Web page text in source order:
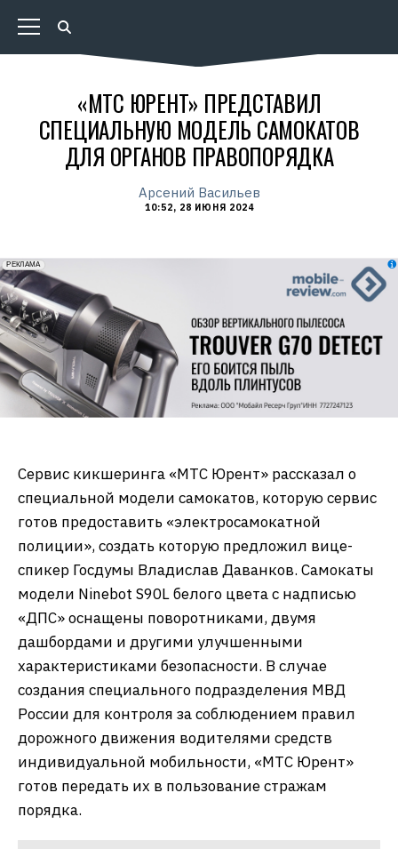
«МТС ЮРЕНТ» ПРЕДСТАВИЛ
СПЕЦИАЛЬНУЮ МОДЕЛЬ САМОКАТОВ
ДЛЯ ОРГАНОВ ПРАВОПОРЯДКА
Арсений Васильев
10:52, 28 ИЮНЯ 2024
erid: 2VfnxxmNzs5
РЕКЛАМА
Сервис кикшеринга «МТС Юрент» рассказал о
специальной модели самокатов, которую сервис
готов предоставить «электросамокатной
полиции», создать которую предложил вице-
спикер Госдумы Владислав Даванков. Самокаты
модели Ninebot S90L белого цвета с надписью
«ДПС» оснащены поворотниками, двумя
дашбордами и другими улучшенными
характеристиками безопасности. В случае
создания специального подразделения МВД
России для контроля за соблюдением правил
дорожного движения водителями средств
индивидуальной мобильности, «МТС Юрент»
готов передать их в пользование стражам
порядка.